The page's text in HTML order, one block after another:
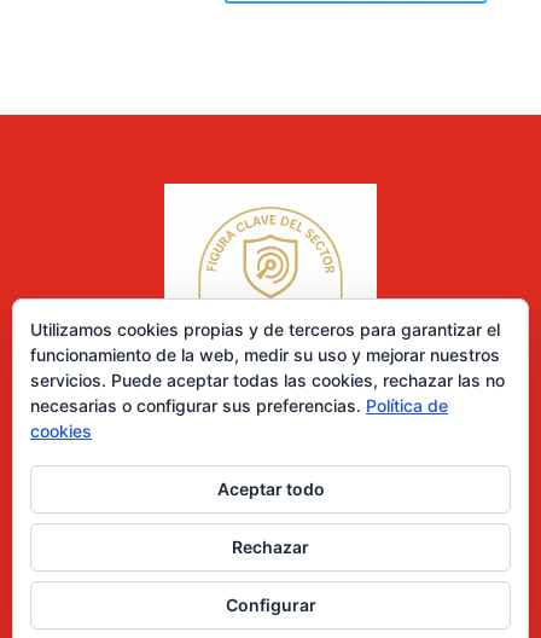
0 elementos
Desarrollado por Diseñador web para empresas
Utilizamos cookies propias y de terceros para garantizar el
funcionamiento de la web, medir su uso y mejorar nuestros
servicios. Puede aceptar todas las cookies, rechazar las no
necesarias o configurar sus preferencias. Política de
cookies
Aceptar todo
Rechazar
Configurar